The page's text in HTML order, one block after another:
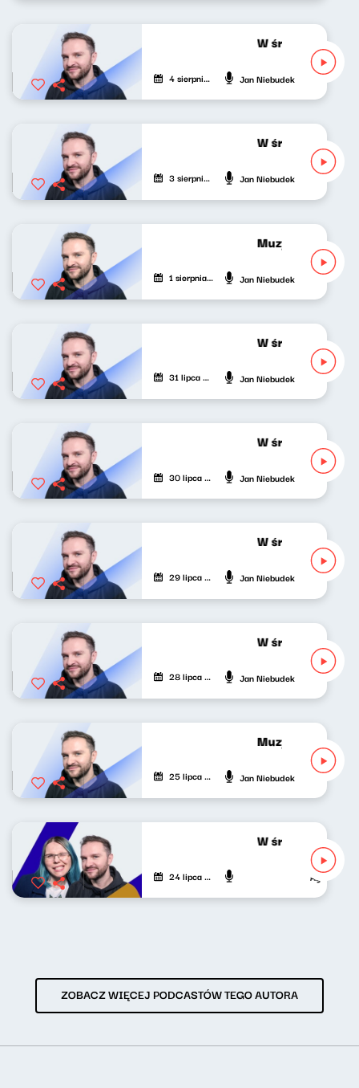
W środku dnia
4 sierpnia 2026 Jan Niebudek
W środku dnia
3 sierpnia 2026 Jan Niebudek
Muzyka
1 sierpnia 2026 Jan Niebudek
W środku dnia
31 lipca 2026 Jan Niebudek
W środku dnia
30 lipca 2026 Jan Niebudek
W środku dnia
29 lipca 2026 Jan Niebudek
W środku dnia
28 lipca 2026 Jan Niebudek
Muzyka
25 lipca 2026 Jan Niebudek
W środku dnia
24 lipca 2026 Agnieszka
ZOBACZ WIĘCEJ PODCASTÓW TEGO AUTORA